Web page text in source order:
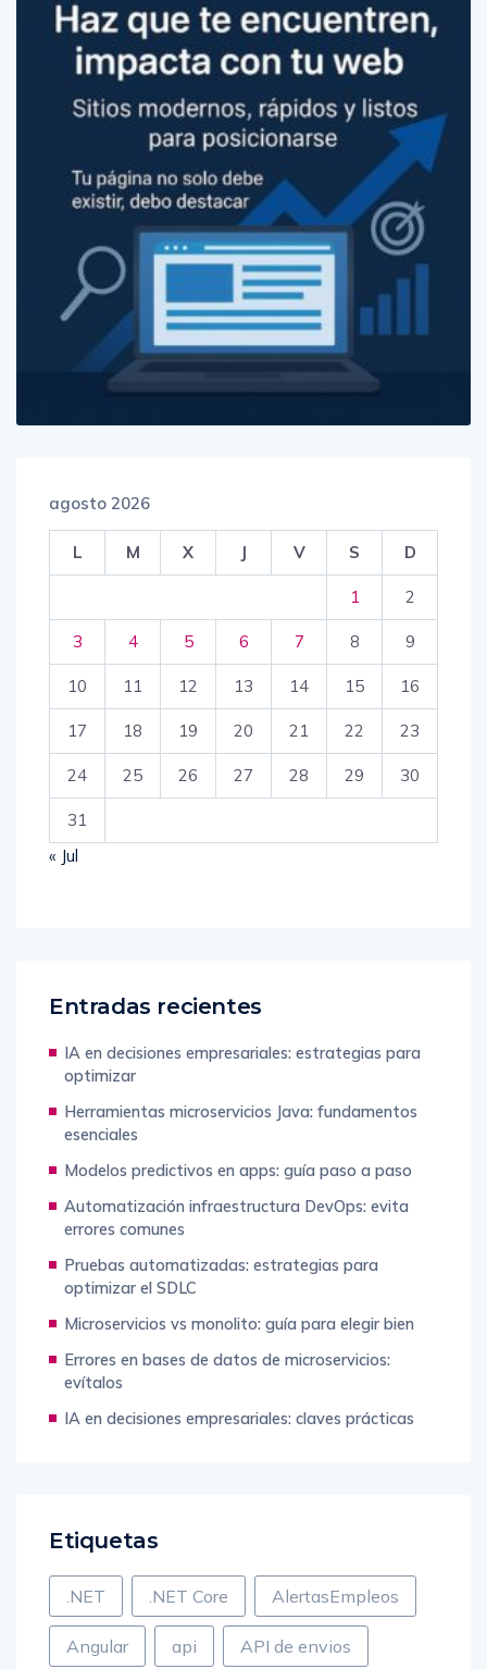
agosto 2026
L M X J V S D
1 2
3 4 5 6 7 8 9
10 11 12 13 14 15 16
17 18 19 20 21 22 23
24 25 26 27 28 29 30
31
« Jul
Entradas recientes
IA en decisiones empresariales: estrategias para
optimizar
Herramientas microservicios Java: fundamentos
esenciales
Modelos predictivos en apps: guía paso a paso
Automatización infraestructura DevOps: evita
errores comunes
Pruebas automatizadas: estrategias para
optimizar el SDLC
Microservicios vs monolito: guía para elegir bien
Errores en bases de datos de microservicios:
evítalos
IA en decisiones empresariales: claves prácticas
Etiquetas
.NET .NET Core AlertasEmpleos
Angular api API de envios